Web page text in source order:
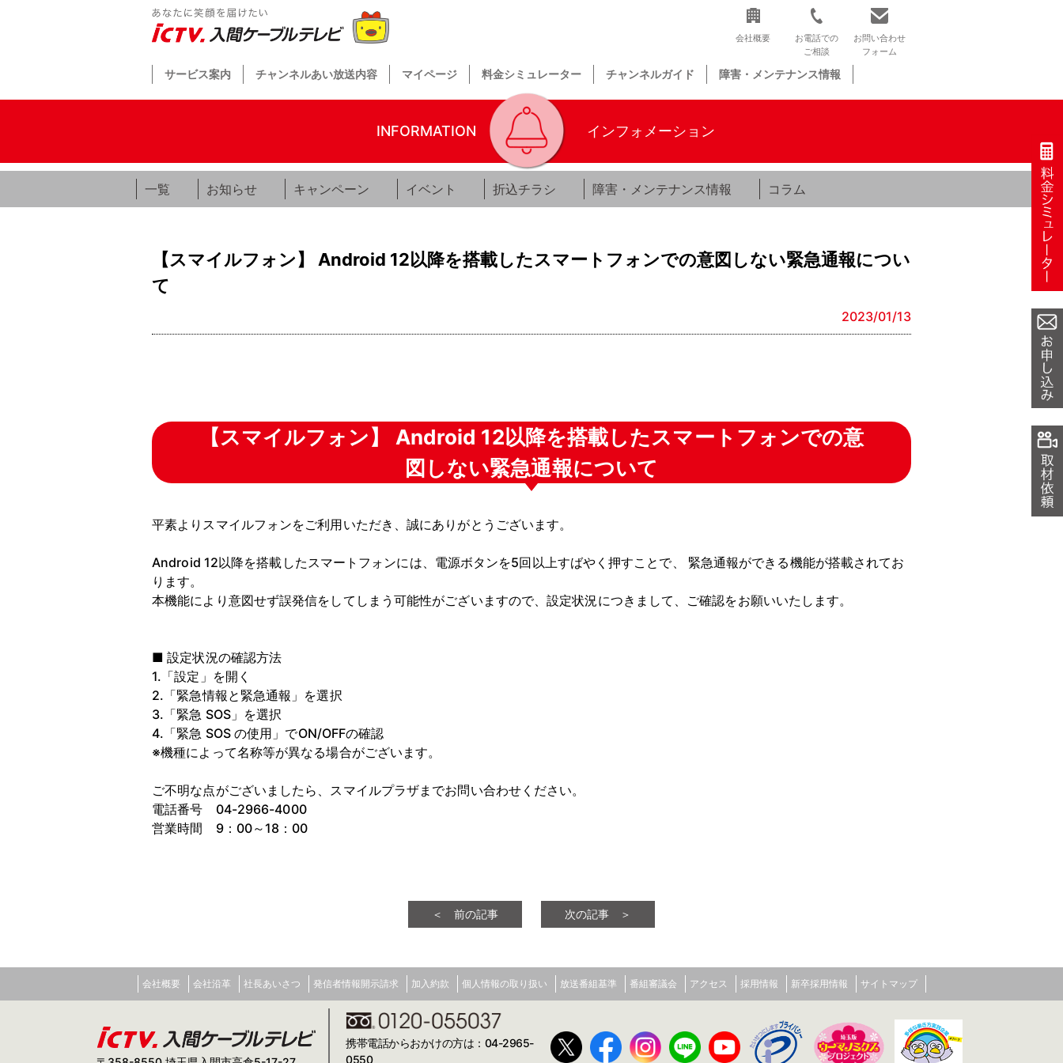
会社概要
お電話での
ご相談
お問い合わせ
フォーム
サービス案内 チャンネルあい放送内容 マイページ 料金シミュレーター チャンネルガイド 障害・メンテナンス情報
INFORMATION インフォメーション
一覧 お知らせ キャンペーン イベント 折込チラシ 障害・メンテナンス情報 コラム
【スマイルフォン】 Android 12以降を搭載したスマートフォンでの意図しない緊急通報につい
て
2023/01/13
【スマイルフォン】 Android 12以降を搭載したスマートフォンでの意
図しない緊急通報について
平素よりスマイルフォンをご利用いただき、誠にありがとうございます。
Android 12以降を搭載したスマートフォンには、電源ボタンを5回以上すばやく押すことで、 緊急通報ができる機能が搭載されてお
ります。
本機能により意図せず誤発信をしてしまう可能性がございますので、設定状況につきまして、ご確認をお願いいたします。
■ 設定状況の確認方法
1.「設定」を開く
2.「緊急情報と緊急通報」を選択
3.「緊急 SOS」を選択
4.「緊急 SOS の使用」でON/OFFの確認
※機種によって名称等が異なる場合がございます。
ご不明な点がございましたら、スマイルプラザまでお問い合わせください。
電話番号 04-2966-4000
営業時間 9：00～18：00
＜ 前の記事 次の記事 ＞
会社概要 会社沿革 社長あいさつ 発信者情報開示請求 加入約款 個人情報の取り扱い 放送番組基準 番組審議会 アクセス 採用情報 新卒採用情報 サイトマップ
携帯電話からおかけの方は：04-2965-
0550